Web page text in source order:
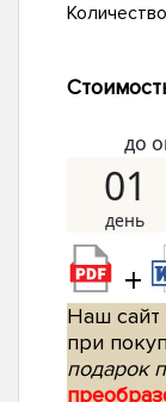
до
01
+
Наш сайт
при
подарок